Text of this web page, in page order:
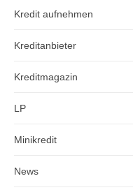
Kredit aufnehmen
Kreditanbieter
Kreditmagazin
LP
Minikredit
News